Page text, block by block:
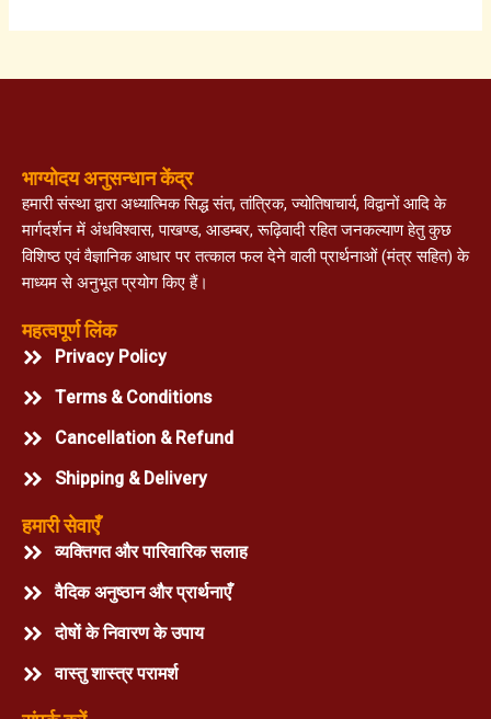
भाग्योदय अनुसन्धान केंद्र
हमारी संस्था द्वारा अध्यात्मिक सिद्ध संत, तांत्रिक, ज्योतिषाचार्य, विद्वानों आदि के
मार्गदर्शन में अंधविश्वास, पाखण्ड, आडम्बर, रूढ़िवादी रहित जनकल्याण हेतु कुछ
विशिष्ठ एवं वैज्ञानिक आधार पर तत्काल फल देने वाली प्रार्थनाओं (मंत्र सहित) के
माध्यम से अनुभूत प्रयोग किए हैं।
महत्वपूर्ण लिंक
Privacy Policy
Terms & Conditions
Cancellation & Refund
Shipping & Delivery
हमारी सेवाएँ
व्यक्तिगत और पारिवारिक सलाह
वैदिक अनुष्ठान और प्रार्थनाएँ
दोषों के निवारण के उपाय
वास्तु शास्त्र परामर्श